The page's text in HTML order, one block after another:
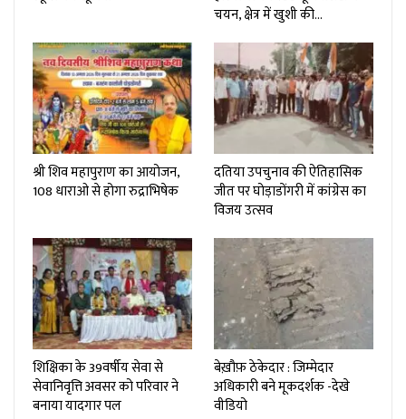
चयन, क्षेत्र में खुशी की…
श्री शिव महापुराण का आयोजन,
108 धाराओ से होगा रुद्राभिषेक
दतिया उपचुनाव की ऐतिहासिक
जीत पर घोड़ाडोंगरी में कांग्रेस का
विजय उत्सव
शिक्षिका के 39वर्षीय सेवा से
सेवानिवृत्ति अवसर को परिवार ने
बनाया यादगार पल
बेख़ौफ़ ठेकेदार : जिम्मेदार
अधिकारी बने मूकदर्शक -देखे
वीडियो